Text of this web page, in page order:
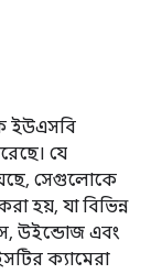
ইউএসবি
যে
সেগুলোকে
হয়, যা বিভিন্ন
উইন্ডোজ এবং
ক্যামেরা